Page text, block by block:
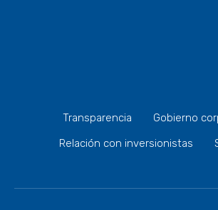
Transparencia
Gobierno
Relación con inversionistas